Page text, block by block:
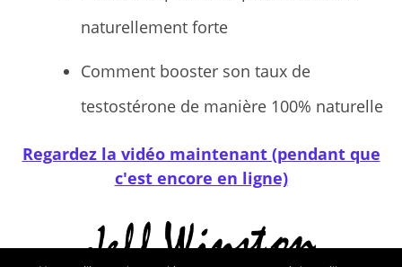
naturellement forte
Comment booster son taux de
testostérone de manière 100% naturelle
Regardez la vidéo maintenant (pendant que
c'est encore en ligne)